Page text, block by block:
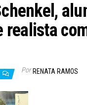
realista
Por RENATA RAMOS